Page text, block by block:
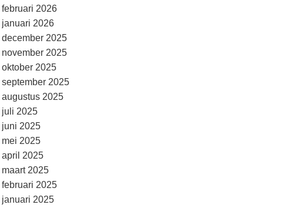
februari 2026
januari 2026
december 2025
november 2025
oktober 2025
september 2025
augustus 2025
juli 2025
juni 2025
mei 2025
april 2025
maart 2025
februari 2025
januari 2025